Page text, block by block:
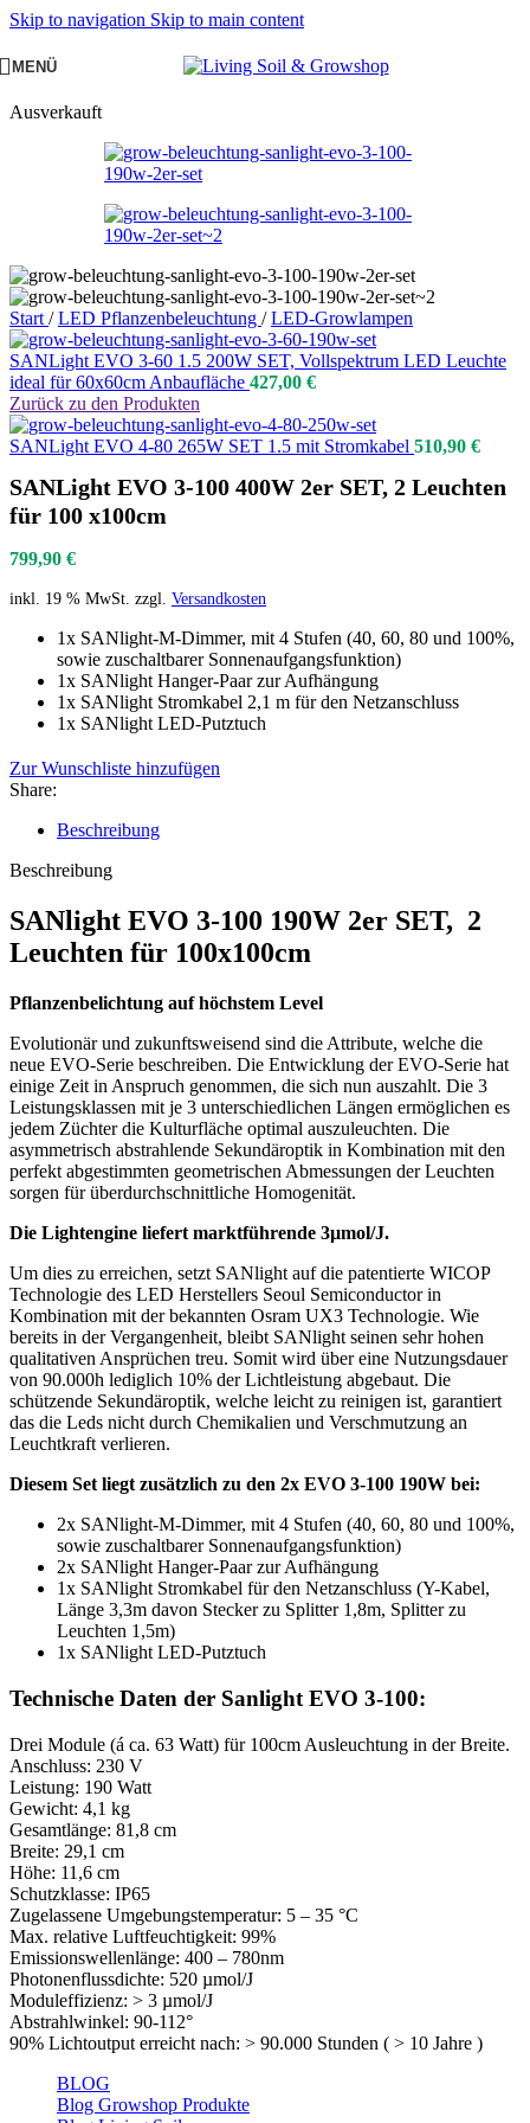
Skip to navigation Skip to main content
MENÜ
Ausverkauft
Start / LED Pflanzenbeleuchtung / LED-Growlampen
SANLight EVO 3-60 1.5 200W SET, Vollspektrum LED Leuchte
ideal für 60x60cm Anbaufläche 427,00 €
Zurück zu den Produkten
SANLight EVO 4-80 265W SET 1.5 mit Stromkabel 510,90 €
SANLight EVO 3-100 400W 2er SET, 2 Leuchten
für 100 x100cm
799,90 €
inkl. 19 % MwSt. zzgl. Versandkosten
1x SANlight-M-Dimmer, mit 4 Stufen (40, 60, 80 und 100%,
sowie zuschaltbarer Sonnenaufgangsfunktion)
1x SANlight Hanger-Paar zur Aufhängung
1x SANlight Stromkabel 2,1 m für den Netzanschluss
1x SANlight LED-Putztuch
Zur Wunschliste hinzufügen
Share:
Beschreibung
Beschreibung
SANlight EVO 3-100 190W 2er SET, 2
Leuchten für 100x100cm
Pflanzenbelichtung auf höchstem Level
Evolutionär und zukunftsweisend sind die Attribute, welche die
neue EVO-Serie beschreiben. Die Entwicklung der EVO-Serie hat
einige Zeit in Anspruch genommen, die sich nun auszahlt. Die 3
Leistungsklassen mit je 3 unterschiedlichen Längen ermöglichen es
jedem Züchter die Kulturfläche optimal auszuleuchten. Die
asymmetrisch abstrahlende Sekundäroptik in Kombination mit den
perfekt abgestimmten geometrischen Abmessungen der Leuchten
sorgen für überdurchschnittliche Homogenität.
Die Lightengine liefert marktführende 3µmol/J.
Um dies zu erreichen, setzt SANlight auf die patentierte WICOP
Technologie des LED Herstellers Seoul Semiconductor in
Kombination mit der bekannten Osram UX3 Technologie. Wie
bereits in der Vergangenheit, bleibt SANlight seinen sehr hohen
qualitativen Ansprüchen treu. Somit wird über eine Nutzungsdauer
von 90.000h lediglich 10% der Lichtleistung abgebaut. Die
schützende Sekundäroptik, welche leicht zu reinigen ist, garantiert
das die Leds nicht durch Chemikalien und Verschmutzung an
Leuchtkraft verlieren.
Diesem Set liegt zusätzlich zu den 2x EVO 3-100 190W bei:
2x SANlight-M-Dimmer, mit 4 Stufen (40, 60, 80 und 100%,
sowie zuschaltbarer Sonnenaufgangsfunktion)
2x SANlight Hanger-Paar zur Aufhängung
1x SANlight Stromkabel für den Netzanschluss (Y-Kabel,
Länge 3,3m davon Stecker zu Splitter 1,8m, Splitter zu
Leuchten 1,5m)
1x SANlight LED-Putztuch
Technische Daten der Sanlight EVO 3-100:
Drei Module (á ca. 63 Watt) für 100cm Ausleuchtung in der Breite.
Anschluss: 230 V
Leistung: 190 Watt
Gewicht: 4,1 kg
Gesamtlänge: 81,8 cm
Breite: 29,1 cm
Höhe: 11,6 cm
Schutzklasse: IP65
Zugelassene Umgebungstemperatur: 5 – 35 °C
Max. relative Luftfeuchtigkeit: 99%
Emissionswellenlänge: 400 – 780nm
Photonenflussdichte: 520 µmol/J
Moduleffizienz: > 3 µmol/J
Abstrahlwinkel: 90-112°
90% Lichtoutput erreicht nach: > 90.000 Stunden ( > 10 Jahre )
BLOG
Blog Growshop Produkte